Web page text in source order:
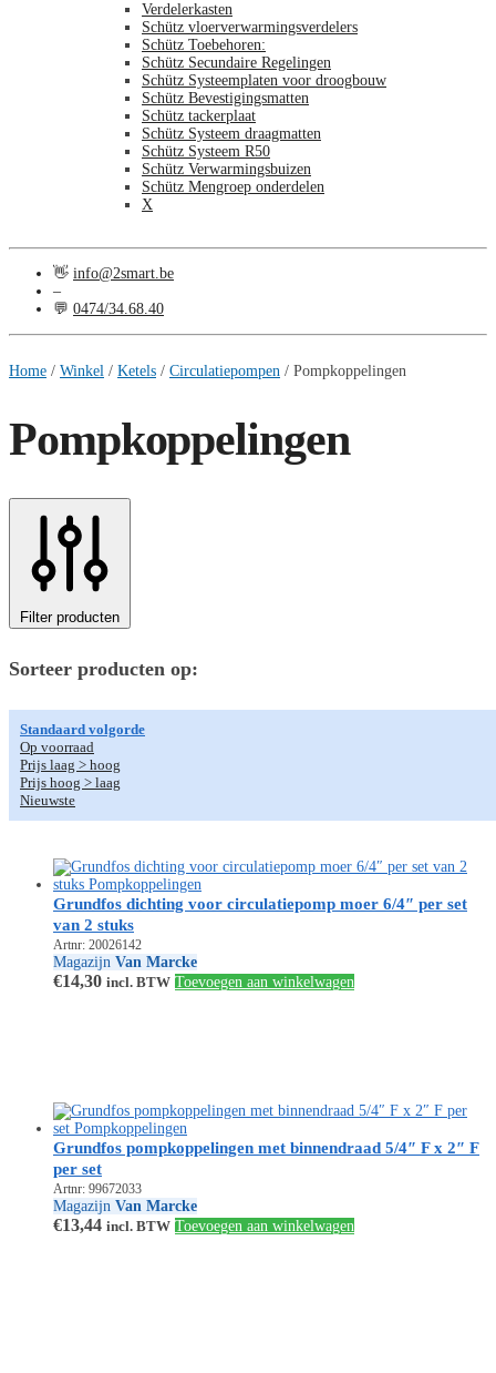
Verdelerkasten
Schütz vloerverwarmingsverdelers
Schütz Toebehoren:
Schütz Secundaire Regelingen
Schütz Systeemplaten voor droogbouw
Schütz Bevestigingsmatten
Schütz tackerplaat
Schütz Systeem draagmatten
Schütz Systeem R50
Schütz Verwarmingsbuizen
Schütz Mengroep onderdelen
X
👋 info@2smart.be
–
💬 0474/34.68.40
Home / Winkel / Ketels / Circulatiepompen / Pompkoppelingen
Pompkoppelingen
Filter producten
Sorteer producten op:
Standaard volgorde
Op voorraad
Prijs laag > hoog
Prijs hoog > laag
Nieuwste
Grundfos dichting voor circulatiepomp moer 6/4″ per set
van 2 stuks
Artnr: 20026142
Magazijn Van Marcke
€14,30 incl. BTW Toevoegen aan winkelwagen
Grundfos pompkoppelingen met binnendraad 5/4″ F x 2″ F
per set
Artnr: 99672033
Magazijn Van Marcke
€13,44 incl. BTW Toevoegen aan winkelwagen